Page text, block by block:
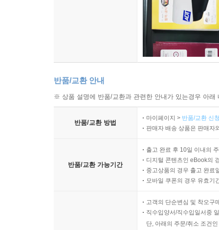
반품/교환 안내
※ 상품 설명에 반품/교환과 관련한 안내가 있는경우 아
반품/교환 방법
마이페이지 > 반품/교환 신
판매자 배송 상품은 판매자
반품/교환 가능기간
출고 완료 후 10일 이내의
디지털 콘텐츠인 eBook의
중고상품의 경우 출고 완료
모바일 쿠폰의 경우 유효기
고객의 단순변심 및 착오구
직수입양서/직수입일서중
단, 아래의 주문/취소 조건